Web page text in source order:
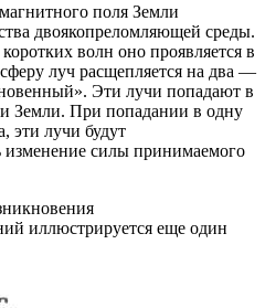
поля Земли
двоякопреломляющей среды.
волн оно проявляется в
луч расщепляется на два —
Эти лучи попадают в
Земли. При попадании в одну
эти лучи будут
изменение силы принимаемого
иллюстрируется еще один